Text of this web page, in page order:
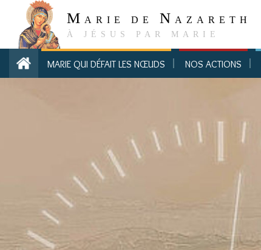
M ARIE DE N AZARETH
À JÉSUS PAR MARIE
MARIE QUI DÉFAIT LES NŒUDS NOS ACTIONS